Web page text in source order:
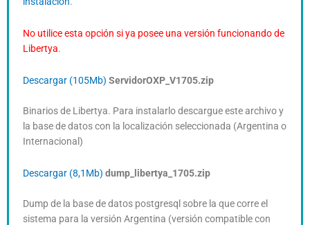
No utilice esta opción si ya posee una versión funcionando de
Libertya.
Descargar (105Mb) ServidorOXP_V1705.zip
Binarios de Libertya. Para instalarlo descargue este archivo y
la base de datos con la localización seleccionada (Argentina o
Internacional)
Descargar (8,1Mb) dump_libertya_1705.zip
Dump de la base de datos postgresql sobre la que corre el
sistema para la versión Argentina (versión compatible con